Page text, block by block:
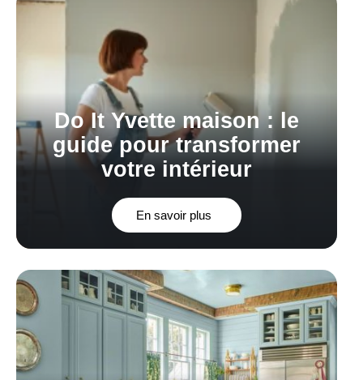
Do It Yvette maison : le
guide pour transformer
votre intérieur
En savoir plus